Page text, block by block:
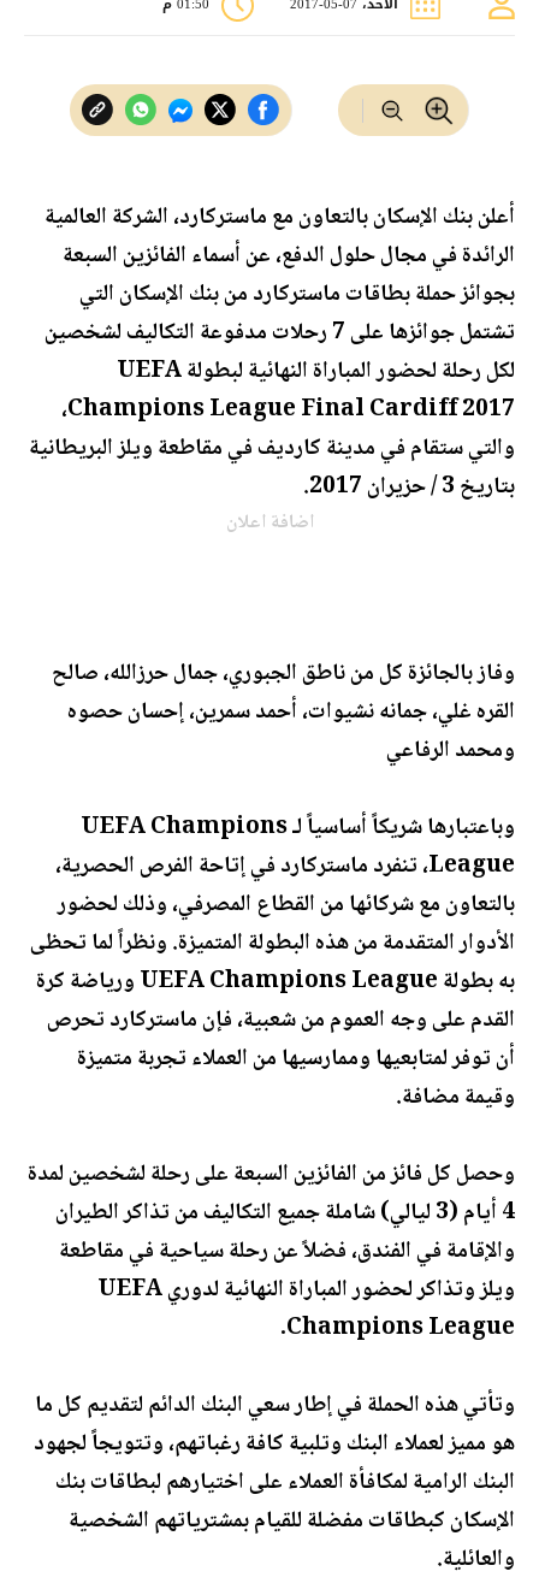
الأحد، 07-05-2017 01:50 م
أعلن بنك الإسكان بالتعاون مع ماستركارد، الشركة العالمية
الرائدة في مجال حلول الدفع، عن أسماء الفائزين السبعة
بجوائز حملة بطاقات ماستركارد من بنك الإسكان التي
تشتمل جوائزها على 7 رحلات مدفوعة التكاليف لشخصين
لكل رحلة لحضور المباراة النهائية لبطولة UEFA
Champions League Final Cardiff 2017،
والتي ستقام في مدينة كارديف في مقاطعة ويلز البريطانية
بتاريخ 3 / حزيران 2017.
اضافة اعلان
وفاز بالجائزة كل من ناطق الجبوري، جمال حرزالله، صالح
القره غلي، جمانه نشيوات، أحمد سمرين، إحسان حصوه
ومحمد الرفاعي
وباعتبارها شريكاً أساسياً لـ UEFA Champions
League، تنفرد ماستركارد في إتاحة الفرص الحصرية،
بالتعاون مع شركائها من القطاع المصرفي، وذلك لحضور
الأدوار المتقدمة من هذه البطولة المتميزة. ونظراً لما تحظى
به بطولة UEFA Champions League ورياضة كرة
القدم على وجه العموم من شعبية، فإن ماستركارد تحرص
أن توفر لمتابعيها وممارسيها من العملاء تجربة متميزة
وقيمة مضافة.
وحصل كل فائز من الفائزين السبعة على رحلة لشخصين لمدة
4 أيام (3 ليالي) شاملة جميع التكاليف من تذاكر الطيران
والإقامة في الفندق، فضلاً عن رحلة سياحية في مقاطعة
ويلز وتذاكر لحضور المباراة النهائية لدوري UEFA
Champions League.
وتأتي هذه الحملة في إطار سعي البنك الدائم لتقديم كل ما
هو مميز لعملاء البنك وتلبية كافة رغباتهم، وتتويجاً لجهود
البنك الرامية لمكافأة العملاء على اختيارهم لبطاقات بنك
الإسكان كبطاقات مفضلة للقيام بمشترياتهم الشخصية
والعائلية.